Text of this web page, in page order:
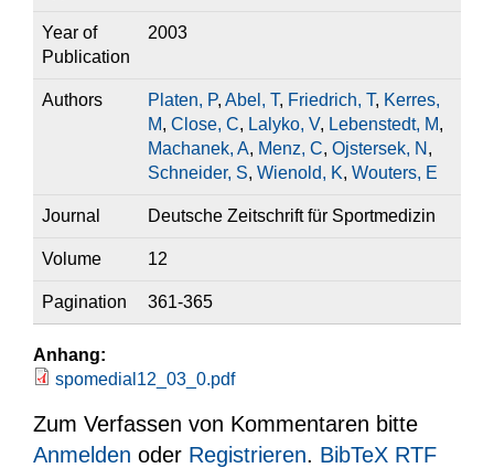
Year of
Publication
2003
Authors Platen, P, Abel, T, Friedrich, T, Kerres,
M, Close, C, Lalyko, V, Lebenstedt, M,
Machanek, A, Menz, C, Ojstersek, N ,
Schneider, S, Wienold, K, Wouters, E
Journal Deutsche Zeitschrift für Sportmedizin
Volume 12
Pagination 361-365
Anhang:
spomedial12_03_0.pdf
Zum Verfassen von Kommentaren bitte
Anmelden oder Registrieren. BibTeX RTF